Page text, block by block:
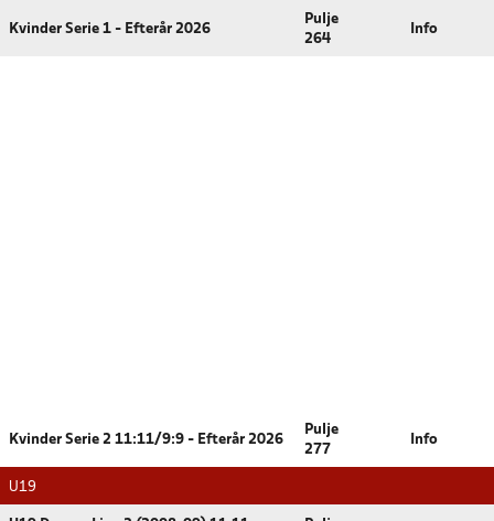
Kvinder Serie 1 - Efterår 2026
Pulje
264
Info
Kvinder Serie 2 11:11/9:9 - Efterår 2026
Pulje
277
Info
U19